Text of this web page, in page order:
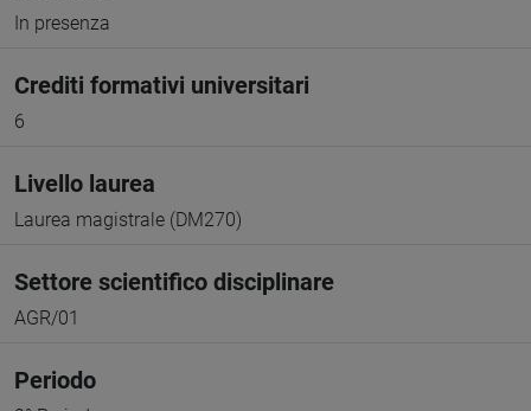
In presenza
Crediti formativi universitari
6
Livello laurea
Laurea magistrale (DM270)
Settore scientifico disciplinare
AGR/01
Periodo